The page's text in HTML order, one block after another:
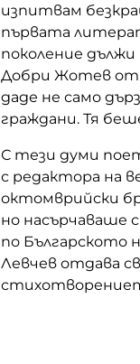
изпитвам
първата
поколение дължи
Добри Жотев от
даде не само
граждани. Тя
С тези думи
с редактора на
октомврийски
но насърчаваше
по Българското
Левчев отдава